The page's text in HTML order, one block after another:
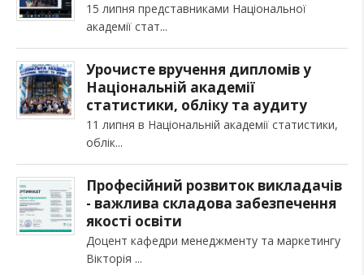
15 липня представниками Національної
академії стат
Урочисте вручення дипломів у
Національній академії
статистики, обліку та аудиту
11 липня в Національній академії статистики,
облік
Професійний розвиток викладачів
- важлива складова забезпечення
якості освіти
Доцент кафедри менеджменту та маркетингу
Вікторія